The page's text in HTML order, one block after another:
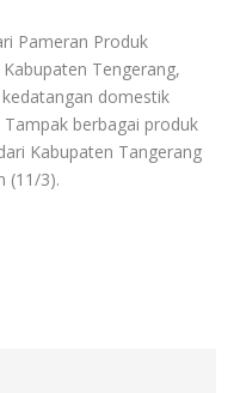
Pameran Produk
Tengerang,
domestik
berbagai produk
Kabupaten Tangerang
(11/3).